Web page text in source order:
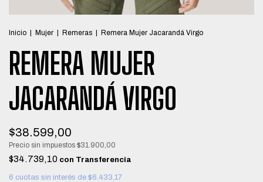
Inicio | Mujer | Remeras | Remera Mujer Jacarandá Virgo
REMERA MUJER
JACARANDÁ VIRGO
$38.599,00
Precio sin impuestos $31.900,00
$34.739,10 con
6 cuotas sin interés de $6.433,17